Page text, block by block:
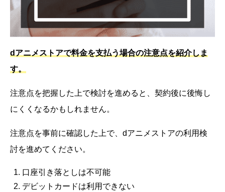
dアニメストアで料金を支払う場合の注意点を紹介しま
す。
注意点を把握した上で検討を進めると、契約後に後悔し
にくくなるかもしれません。
注意点を事前に確認した上で、dアニメストアの利用検
討を進めてください。
口座引き落としは不可能
デビットカードは利用できない